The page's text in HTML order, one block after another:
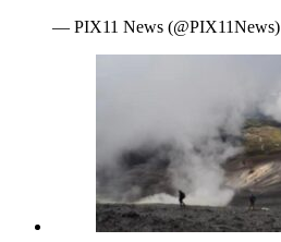
— PIX11 News (@PIX11News)